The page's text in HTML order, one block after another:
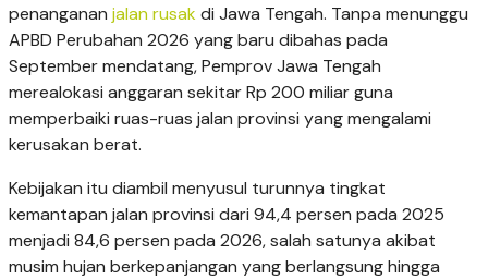
penanganan jalan rusakdi Jawa Tengah. Tanpa menunggu
APBD Perubahan 2026 yang baru dibahas pada
September mendatang, Pemprov Jawa Tengah
merealokasi anggaran sekitar Rp 200 miliar guna
memperbaiki ruas-ruas jalan provinsi yang mengalami
kerusakan berat.
Kebijakan itu diambil menyusul turunnya tingkat
kemantapan jalan provinsi dari 94,4 persen pada 2025
menjadi 84,6 persen pada 2026, salah satunya akibat
musim hujan berkepanjangan yang berlangsung hingga